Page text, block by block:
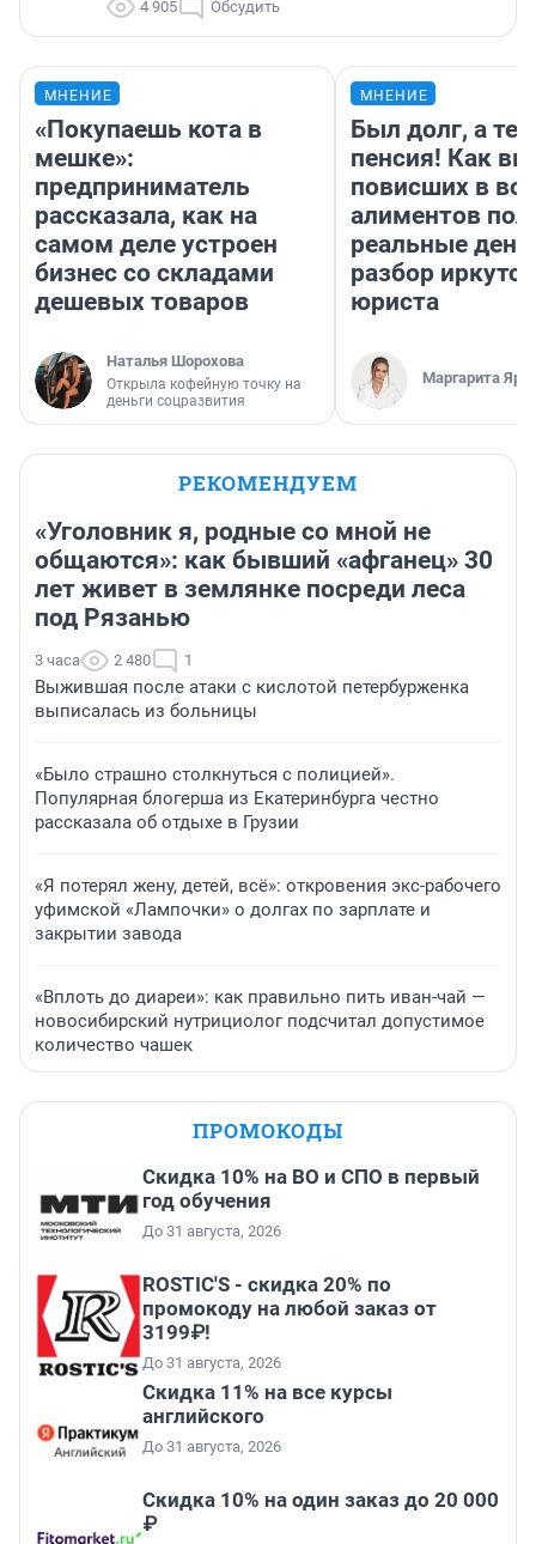
4 905 Обсудить
МНЕНИЕ
«Покупаешь кота в
мешке»:
предприниматель
рассказала, как на
самом деле устроен
бизнес со складами
дешевых товаров
Наталья Шорохова
Открыла кофейную точку на
деньги соцразвития
МНЕНИЕ
Был долг, а
пенсия! Как
повисших в
алиментов
реальные
разбор
юриста
Маргарита
РЕКОМЕНДУЕМ
«Уголовник я, родные со мной не
общаются»: как бывший «афганец» 30
лет живет в землянке посреди леса
под Рязанью
3 часа 2 480 1
Выжившая после атаки с кислотой петербурженка
выписалась из больницы
«Было страшно столкнуться с полицией».
Популярная блогерша из Екатеринбурга честно
рассказала об отдыхе в Грузии
«Я потерял жену, детей, всё»: откровения экс-рабочего
уфимской «Лампочки» о долгах по зарплате и
закрытии завода
«Вплоть до диареи»: как правильно пить иван-чай —
новосибирский нутрициолог подсчитал допустимое
количество чашек
ПРОМОКОДЫ
Скидка 10% на ВО и СПО в первый
год обучения
До 31 августа, 2026
ROSTIC'S - скидка 20% по
промокоду на любой заказ от
3199₽!
До 31 августа, 2026
Скидка 11% на все курсы
английского
До 31 августа, 2026
Скидка 10% на один заказ до 20 000
₽